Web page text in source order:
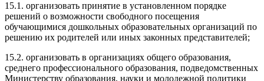
15.1. организовать принятие в установленном порядке
решений о возможности свободного посещения
обучающимися дошкольных образовательных организаций по
решению их родителей или иных законных представителей;
15.2. организовать в организациях общего образования,
среднего профессионального образования, подведомственных
Министерству образования, науки и молодежной политики